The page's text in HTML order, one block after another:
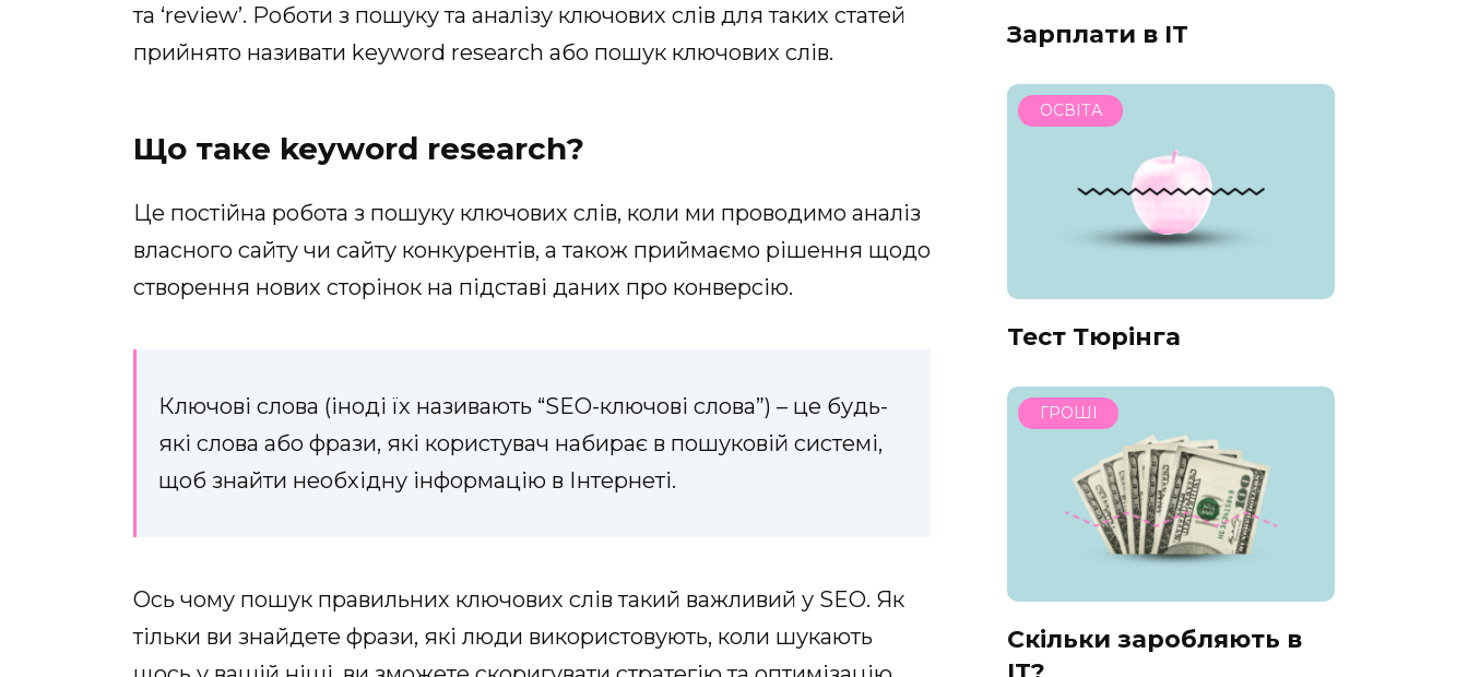
та ‘review’. Роботи з пошуку та аналізу ключових слів для таких статей
прийнято називати keyword research або пошук ключових слів.
Що таке keyword research?
Це постійна робота з пошуку ключових слів, коли ми проводимо аналіз
власного сайту чи сайту конкурентів, а також приймаємо рішення щодо
створення нових сторінок на підставі даних про конверсію.
Ключові слова (іноді їх називають “SEO-ключові слова”) – це будь-
які слова або фрази, які користувач набирає в пошуковій системі,
щоб знайти необхідну інформацію в Інтернеті.
Ось чому пошук правильних ключових слів такий важливий у SEO. Як
тільки ви знайдете фрази, які люди використовують, коли шукають
Зарплати в IT
ОСВІТА
Тест Тюрінга
ГРОШІ
Скільки заробляють в